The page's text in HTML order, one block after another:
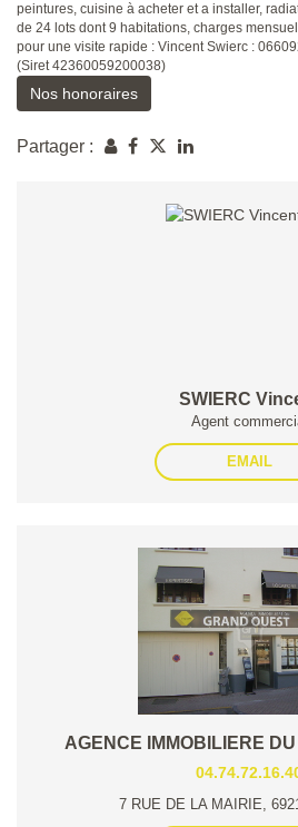
peintures, cuisine à acheter et a installer,
de 24 lots dont 9 habitations, charges
pour une visite rapide : Vincent Swierc :
(Siret 42360059200038)
Nos honoraires
Partager :
SWIERC
Agent
EMAIL
AGENCE IMMOBILIERE
7 RUE DE LA MAIRIE,